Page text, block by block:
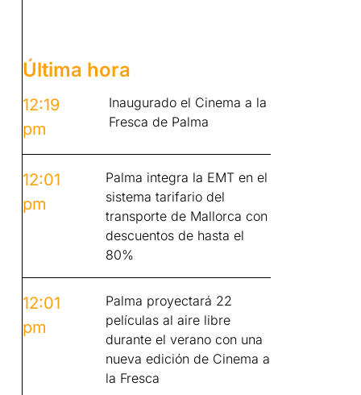
Última hora
12:19
pm
Inaugurado el Cinema a la
Fresca de Palma
12:01
pm
Palma integra la EMT en el
sistema tarifario del
transporte de Mallorca con
descuentos de hasta el
80%
12:01
pm
Palma proyectará 22
películas al aire libre
durante el verano con una
nueva edición de Cinema a
la Fresca